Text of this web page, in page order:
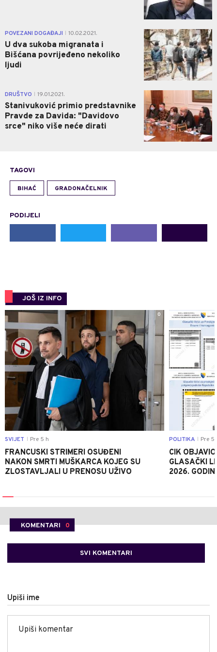
POVEZANI DOGAĐAJI 10.02.2021.
U dva sukoba migranata i
Bišćana povrijeđeno nekoliko
ljudi
0
DRUŠTVO 19.01.2021.
Stanivuković primio predstavnike
Pravde za Davida: "Davidovo
srce" niko više neće dirati
1
TAGOVI
BIHAĆ GRADONAČELNIK
PODIJELI
JOŠ IZ INFO
0
SVIJET Pre 5 h
FRANCUSKI STRIMERI OSUĐENI
NAKON SMRTI MUŠKARCA KOJEG SU
ZLOSTAVLJALI U PRENOSU UŽIVO
POLITIKA Pre 5
CIK
GLASAČKI
2026.
KOMENTARI 0
SVI KOMENTARI
Upiši ime